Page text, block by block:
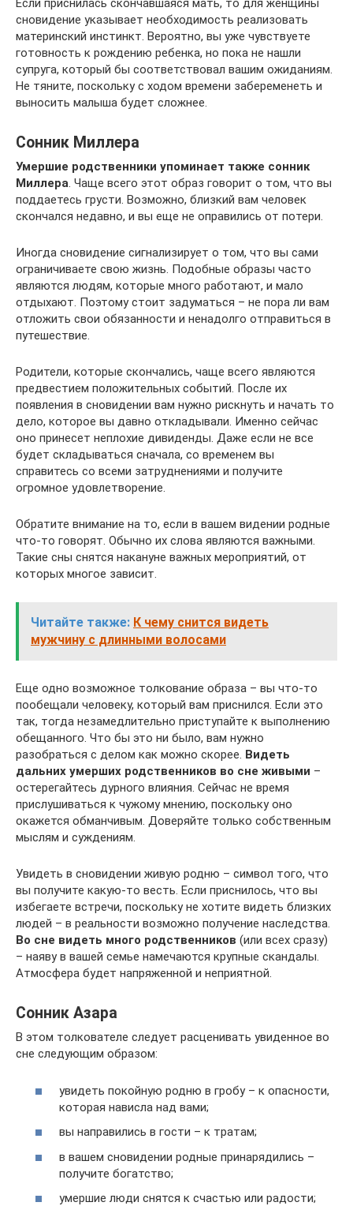
Если приснилась скончавшаяся мать, то для женщины
сновидение указывает необходимость реализовать
материнский инстинкт. Вероятно, вы уже чувствуете
готовность к рождению ребенка, но пока не нашли
супруга, который бы соответствовал вашим ожиданиям.
Не тяните, поскольку с ходом времени забеременеть и
выносить малыша будет сложнее.
Сонник Миллера
Умершие родственники упоминает также сонник
Миллера. Чаще всего этот образ говорит о том, что вы
поддаетесь грусти. Возможно, близкий вам человек
скончался недавно, и вы еще не оправились от потери.
Иногда сновидение сигнализирует о том, что вы сами
ограничиваете свою жизнь. Подобные образы часто
являются людям, которые много работают, и мало
отдыхают. Поэтому стоит задуматься – не пора ли вам
отложить свои обязанности и ненадолго отправиться в
путешествие.
Родители, которые скончались, чаще всего являются
предвестием положительных событий. После их
появления в сновидении вам нужно рискнуть и начать то
дело, которое вы давно откладывали. Именно сейчас
оно принесет неплохие дивиденды. Даже если не все
будет складываться сначала, со временем вы
справитесь со всеми затруднениями и получите
огромное удовлетворение.
Обратите внимание на то, если в вашем видении родные
что-то говорят. Обычно их слова являются важными.
Такие сны снятся накануне важных мероприятий, от
которых многое зависит.
Читайте также: К чему снится видеть
мужчину с длинными волосами
Еще одно возможное толкование образа – вы что-то
пообещали человеку, который вам приснился. Если это
так, тогда незамедлительно приступайте к выполнению
обещанного. Что бы это ни было, вам нужно
разобраться с делом как можно скорее. Видеть
дальних умерших родственников во сне живыми –
остерегайтесь дурного влияния. Сейчас не время
прислушиваться к чужому мнению, поскольку оно
окажется обманчивым. Доверяйте только собственным
мыслям и суждениям.
Увидеть в сновидении живую родню – символ того, что
вы получите какую-то весть. Если приснилось, что вы
избегаете встречи, поскольку не хотите видеть близких
людей – в реальности возможно получение наследства.
Во сне видеть много родственников (или всех сразу)
– наяву в вашей семье намечаются крупные скандалы.
Атмосфера будет напряженной и неприятной.
Сонник Азара
В этом толкователе следует расценивать увиденное во
сне следующим образом:
увидеть покойную родню в гробу – к опасности,
которая нависла над вами;
вы направились в гости – к тратам;
в вашем сновидении родные принарядились –
получите богатство;
умершие люди снятся к счастью или радости;